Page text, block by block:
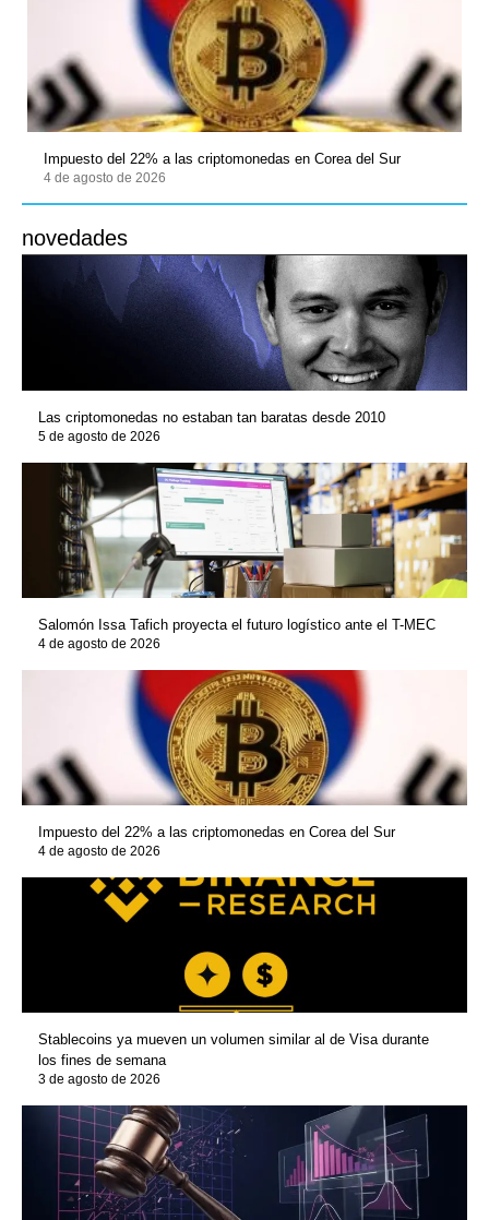
Impuesto del 22% a las criptomonedas en Corea del Sur
4 de agosto de 2026
novedades
Las criptomonedas no estaban tan baratas desde 2010
5 de agosto de 2026
Salomón Issa Tafich proyecta el futuro logístico ante el T-MEC
4 de agosto de 2026
Impuesto del 22% a las criptomonedas en Corea del Sur
4 de agosto de 2026
Stablecoins ya mueven un volumen similar al de Visa durante
los fines de semana
3 de agosto de 2026